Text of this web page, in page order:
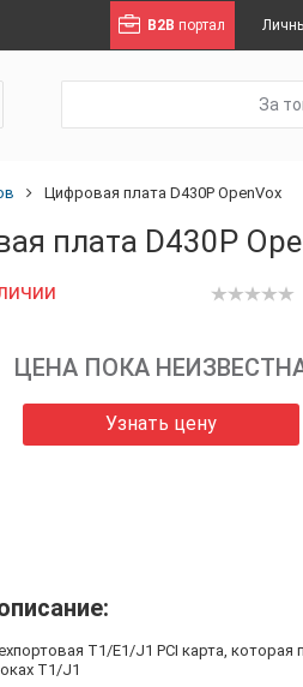
B2B портал
За
Цифровая плата D430P OpenVox
плата D430P
ЦЕНА ПОКА
Узнать цену
T1/E1/J1 PCI карта,
T1/J1